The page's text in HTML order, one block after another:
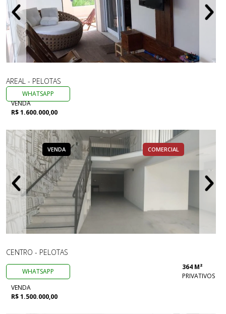
AREAL - PELOTAS
WHATSAPP
VENDA
R$ 1.600.000,00
VENDA COMERCIAL
CENTRO - PELOTAS
WHATSAPP
364 M²
PRIVATIVOS
VENDA
R$ 1.500.000,00